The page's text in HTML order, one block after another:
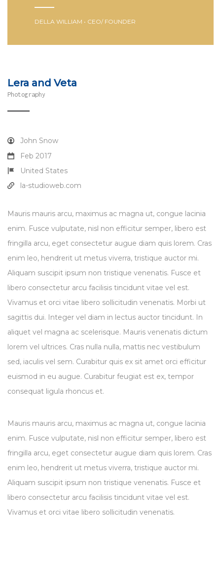
DELLA WILLIAM • CEO/ FOUNDER
Lera and Veta
Photography
John Snow
Feb 2017
United States
la-studioweb.com
Mauris mauris arcu, maximus ac magna ut, congue lacinia
enim. Fusce vulputate, nisl non efficitur semper, libero est
fringilla arcu, eget consectetur augue diam quis lorem. Cras
enim leo, hendrerit ut metus viverra, tristique auctor mi.
Aliquam suscipit ipsum non tristique venenatis. Fusce et
libero consectetur arcu facilisis tincidunt vitae vel est.
Vivamus et orci vitae libero sollicitudin venenatis. Morbi ut
sagittis dui. Integer vel diam in lectus auctor tincidunt. In
aliquet vel magna ac scelerisque. Mauris venenatis dictum
lorem vel ultrices. Cras nulla nulla, mattis nec vestibulum
sed, iaculis vel sem. Curabitur quis ex sit amet orci efficitur
euismod in eu augue. Curabitur feugiat est ex, tempor
consequat ligula rhoncus et.
Mauris mauris arcu, maximus ac magna ut, congue lacinia
enim. Fusce vulputate, nisl non efficitur semper, libero est
fringilla arcu, eget consectetur augue diam quis lorem. Cras
enim leo, hendrerit ut metus viverra, tristique auctor mi.
Aliquam suscipit ipsum non tristique venenatis. Fusce et
libero consectetur arcu facilisis tincidunt vitae vel est.
Vivamus et orci vitae libero sollicitudin venenatis.